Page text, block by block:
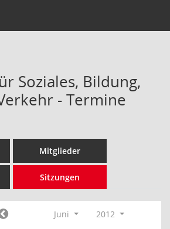
Soziales, Bildung,
- Termine
Mitglieder
Sitzungen
Juni
2012